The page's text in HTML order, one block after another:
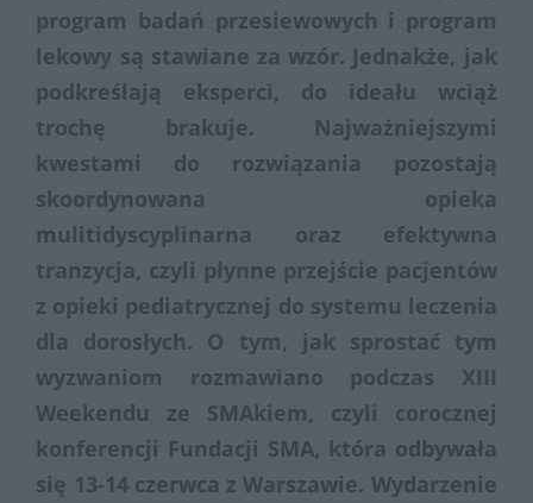
program badań przesiewowych i program
lekowy są stawiane za wzór. Jednakże, jak
podkreślają eksperci, do ideału wciąż
trochę brakuje. Najważniejszymi
kwestami do rozwiązania pozostają
skoordynowana opieka
mulitidyscyplinarna oraz efektywna
tranzycja, czyli płynne przejście pacjentów
z opieki pediatrycznej do systemu leczenia
dla dorosłych. O tym, jak sprostać tym
wyzwaniom rozmawiano podczas XIII
Weekendu ze SMAkiem, czyli corocznej
konferencji Fundacji SMA, która odbywała
się 13-14 czerwca z Warszawie. Wydarzenie